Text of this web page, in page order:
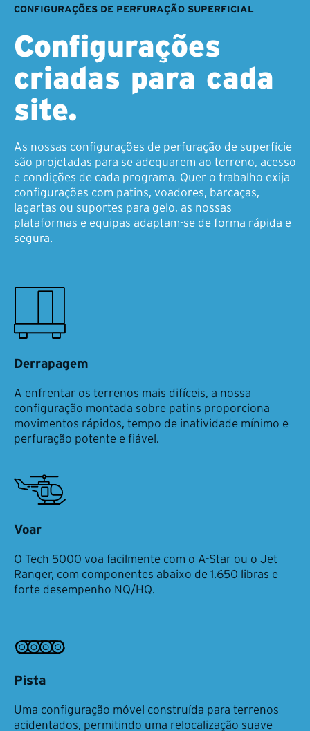
CONFIGURAÇÕES DE PERFURAÇÃO SUPERFICIAL
Configurações
criadas para cada
site.
As nossas configurações de perfuração de superfície
são projetadas para se adequarem ao terreno, acesso
e condições de cada programa. Quer o trabalho exija
configurações com patins, voadores, barcaças,
lagartas ou suportes para gelo, as nossas
plataformas e equipas adaptam-se de forma rápida e
segura.
Derrapagem
A enfrentar os terrenos mais difíceis, a nossa
configuração montada sobre patins proporciona
movimentos rápidos, tempo de inatividade mínimo e
perfuração potente e fiável.
Voar
O Tech 5000 voa facilmente com o A-Star ou o Jet
Ranger, com componentes abaixo de 1.650 libras e
forte desempenho NQ/HQ.
Pista
Uma configuração móvel construída para terrenos
acidentados, permitindo uma relocalização suave